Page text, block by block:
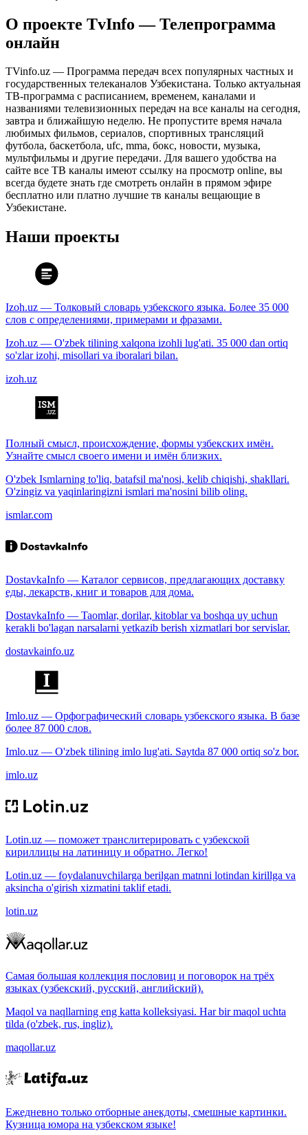
О проекте TvInfo — Телепрограмма
онлайн
TVinfo.uz — Программа передач всех популярных частных и
государственных телеканалов Узбекистана. Только актуальная
ТВ-программа с расписанием, временем, каналами и
названиями телевизионных передач на все каналы на сегодня,
завтра и ближайшую неделю. Не пропустите время начала
любимых фильмов, сериалов, спортивных трансляций
футбола, баскетбола, ufc, mma, бокс, новости, музыка,
мультфильмы и другие передачи. Для вашего удобства на
сайте все ТВ каналы имеют ссылку на просмотр online, вы
всегда будете знать где смотреть онлайн в прямом эфире
бесплатно или платно лучшие тв каналы вещающие в
Узбекистане.
Наши проекты
Izoh.uz — Толковый словарь узбекского языка. Более 35 000
слов с определениями, примерами и фразами.
Izoh.uz — O'zbek tilining xalqona izohli lug'ati. 35 000 dan ortiq
so'zlar izohi, misollari va iboralari bilan.
izoh.uz
Полный смысл, происхождение, формы узбекских имён.
Узнайте смысл своего имени и имён близких.
O'zbek Ismlarning to'liq, batafsil ma'nosi, kelib chiqishi, shakllari.
O'zingiz va yaqinlaringizni ismlari ma'nosini bilib oling.
ismlar.com
DostavkaInfo — Каталог сервисов, предлагающих доставку
еды, лекарств, книг и товаров для дома.
DostavkaInfo — Taomlar, dorilar, kitoblar va boshqa uy uchun
kerakli bo'lagan narsalarni yetkazib berish xizmatlari bor servislar.
dostavkainfo.uz
Imlo.uz — Орфографический словарь узбекского языка. В базе
более 87 000 слов.
Imlo.uz — O'zbek tilining imlo lug'ati. Saytda 87 000 ortiq so'z bor.
imlo.uz
Lotin.uz — поможет транслитерировать с узбекской
кириллицы на латиницу и обратно. Легко!
Lotin.uz — foydalanuvchilarga berilgan matnni lotindan kirillga va
aksincha o'girish xizmatini taklif etadi.
lotin.uz
Самая большая коллекция пословиц и поговорок на трёх
языках (узбекский, русский, английский).
Maqol va naqllarning eng katta kolleksiyasi. Har bir maqol uchta
tilda (o'zbek, rus, ingliz).
maqollar.uz
Ежедневно только отборные анекдоты, смешные картинки.
Кузница юмора на узбекском языке!